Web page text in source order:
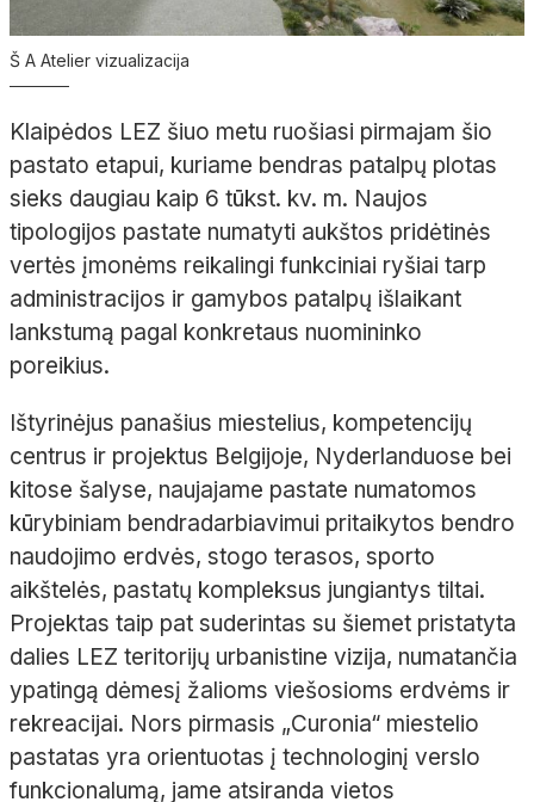
Š A Atelier vizualizacija
Klaipėdos LEZ šiuo metu ruošiasi pirmajam šio
pastato etapui, kuriame bendras patalpų plotas
sieks daugiau kaip 6 tūkst. kv. m. Naujos
tipologijos pastate numatyti aukštos pridėtinės
vertės įmonėms reikalingi funkciniai ryšiai tarp
administracijos ir gamybos patalpų išlaikant
lankstumą pagal konkretaus nuomininko
poreikius.
Ištyrinėjus panašius miestelius, kompetencijų
centrus ir projektus Belgijoje, Nyderlanduose bei
kitose šalyse, naujajame pastate numatomos
kūrybiniam bendradarbiavimui pritaikytos bendro
naudojimo erdvės, stogo terasos, sporto
aikštelės, pastatų kompleksus jungiantys tiltai.
Projektas taip pat suderintas su šiemet pristatyta
dalies LEZ teritorijų urbanistine vizija, numatančia
ypatingą dėmesį žalioms viešosioms erdvėms ir
rekreacijai. Nors pirmasis „Curonia“ miestelio
pastatas yra orientuotas į technologinį verslo
funkcionalumą, jame atsiranda vietos